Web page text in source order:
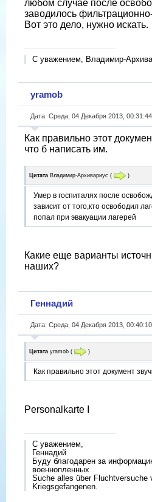
любом случае после
заводилось
Вот это дело, нужно искать.
С уважением, Владимир-
yramob
Дата: Среда, 04 Декабря 2013,
Как правильно этот
что б написать им.
Цитата Владимир-Архивариус ( )
Умер в госпиталях после
зависит от того,кто освободил
попал при эвакуации лагерей
Какие еще варианты
наших?
Геннадий
Дата: Среда, 04 Декабря 2013,
Цитата yramob ( )
Как правильно этот документ
Personalkarte I
С уважением,
Геннадий
Буду благодарен за
военнопленных
Suche alles über Fluchtversuche
Kriegsgefangenen.